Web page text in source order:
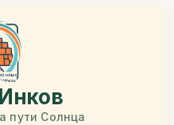
пути Солнца